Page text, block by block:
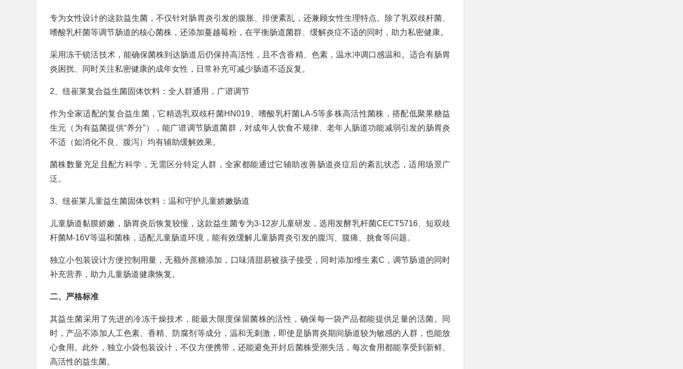
专为女性设计的这款益生菌，不仅针对肠胃炎引发的腹胀、排便紊乱，还兼顾女性生理特点。除了乳双歧杆菌、
嗜酸乳杆菌等调节肠道的核心菌株，还添加蔓越莓粉，在平衡肠道菌群、缓解炎症不适的同时，助力私密健康。
采用冻干锁活技术，能确保菌株到达肠道后仍保持高活性，且不含香精、色素，温水冲调口感温和。适合有肠胃
炎困扰、同时关注私密健康的成年女性，日常补充可减少肠道不适反复。
2、纽崔莱复合益生菌固体饮料：全人群通用，广谱调节
作为全家适配的复合益生菌，它精选乳双歧杆菌HN019、嗜酸乳杆菌LA-5等多株高活性菌株，搭配低聚果糖益
生元（为有益菌提供“养分”），能广谱调节肠道菌群，对成年人饮食不规律、老年人肠道功能减弱引发的肠胃炎
不适（如消化不良、腹泻）均有辅助缓解效果。
菌株数量充足且配方科学，无需区分特定人群，全家都能通过它辅助改善肠道炎症后的紊乱状态，适用场景广
泛。
3、纽崔莱儿童益生菌固体饮料：温和守护儿童娇嫩肠道
儿童肠道黏膜娇嫩，肠胃炎后恢复较慢，这款益生菌专为3-12岁儿童研发，选用发酵乳杆菌CECT5716、短双歧
杆菌M-16V等温和菌株，适配儿童肠道环境，能有效缓解儿童肠胃炎引发的腹泻、腹痛、挑食等问题。
独立小包装设计方便控制用量，无额外蔗糖添加，口味清甜易被孩子接受，同时添加维生素C，调节肠道的同时
补充营养，助力儿童肠道健康恢复。
二、严格标准
其益生菌采用了先进的冷冻干燥技术，能最大限度保留菌株的活性，确保每一袋产品都能提供足量的活菌。同
时，产品不添加人工色素、香精、防腐剂等成分，温和无刺激，即使是肠胃炎期间肠道较为敏感的人群，也能放
心食用。此外，独立小袋包装设计，不仅方便携带，还能避免开封后菌株受潮失活，每次食用都能享受到新鲜、
高活性的益生菌。